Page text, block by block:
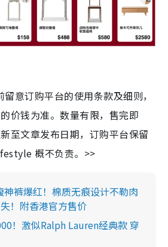
意订购平台的使用条款及细则，
价钱为准。数量有限，售完即
至文章发布日期，订购平台保留
概不负责。>>
裤爆红！棉质无痕设计不勒肉
！附香港官方售价
！激似Ralph Lauren经典款 穿